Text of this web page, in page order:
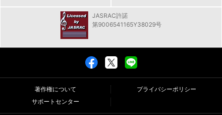
JASRAC許諾
第9006541165Y38029号
著作権について
プライバシーポリシー
サポートセンター